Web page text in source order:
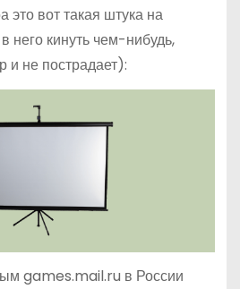
это вот такая штука на
него кинуть чем-нибудь,
и не пострадает):
games.mail.ru в России